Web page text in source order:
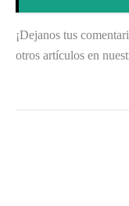
¡Dejanos tus
otros artículos en